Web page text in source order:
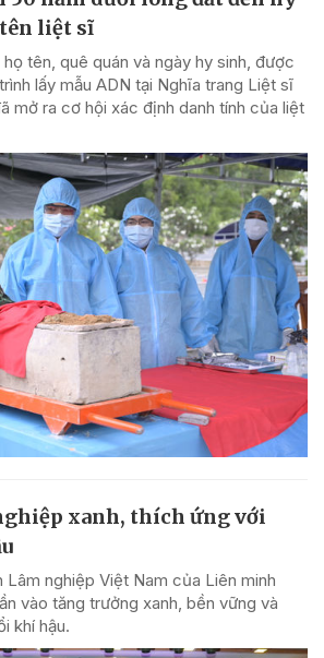
liệt sĩ
tên, quê quán và ngày hy sinh, được
lấy mẫu ADN tại Nghĩa trang Liệt sĩ
mở ra cơ hội xác định danh tính của liệt
xanh, thích ứng với
Lâm nghiệp Việt Nam của Liên minh
vào tăng trưởng xanh, bền vững và
khí hậu.